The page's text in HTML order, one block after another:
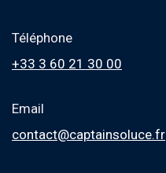
Téléphone
+33 3 60 21 30 00
Email
contact@captainsoluce.fr